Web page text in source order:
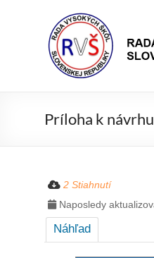
Rada
VŠ
Rada
vysokých
škôl
Slovenskej
Príloha k
2 Stiahnutí
Naposledy
Náhľad